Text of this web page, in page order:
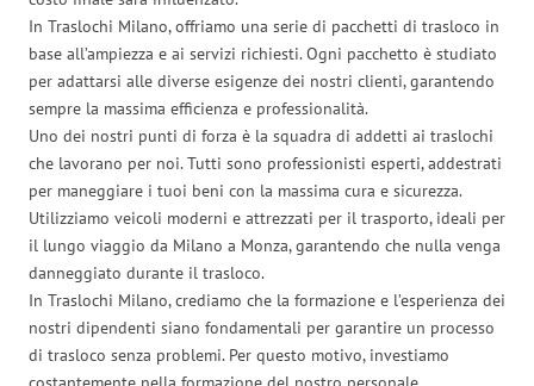
In Traslochi Milano, offriamo una serie di pacchetti di trasloco in
base all’ampiezza e ai servizi richiesti. Ogni pacchetto è studiato
per adattarsi alle diverse esigenze dei nostri clienti, garantendo
sempre la massima efficienza e professionalità.
Uno dei nostri punti di forza è la squadra di addetti ai traslochi
che lavorano per noi. Tutti sono professionisti esperti, addestrati
per maneggiare i tuoi beni con la massima cura e sicurezza.
Utilizziamo veicoli moderni e attrezzati per il trasporto, ideali per
il lungo viaggio da Milano a Monza, garantendo che nulla venga
danneggiato durante il trasloco.
In Traslochi Milano, crediamo che la formazione e l’esperienza dei
nostri dipendenti siano fondamentali per garantire un processo
di trasloco senza problemi. Per questo motivo, investiamo